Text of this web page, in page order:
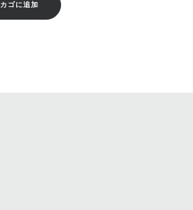
ゴに追加